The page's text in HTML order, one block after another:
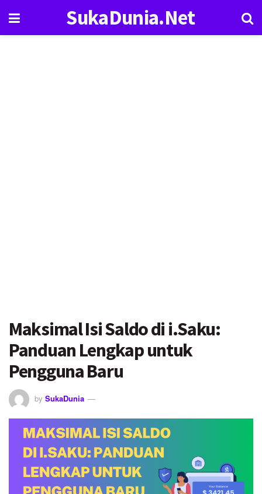
SukaDunia.Net
Maksimal Isi Saldo di i.Saku:
Panduan Lengkap untuk
Pengguna Baru
by SukaDunia